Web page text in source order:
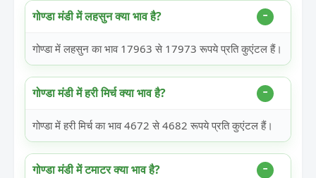
गोण्डा मंडी में लहसुन क्या भाव है?
गोण्डा में लहसुन का भाव 17963 से 17973 रूपये प्रति कुएंटल हैं।
गोण्डा मंडी में हरी मिर्च क्या भाव है?
गोण्डा में हरी मिर्च का भाव 4672 से 4682 रूपये प्रति कुएंटल हैं।
गोण्डा मंडी में टमाटर क्या भाव है?